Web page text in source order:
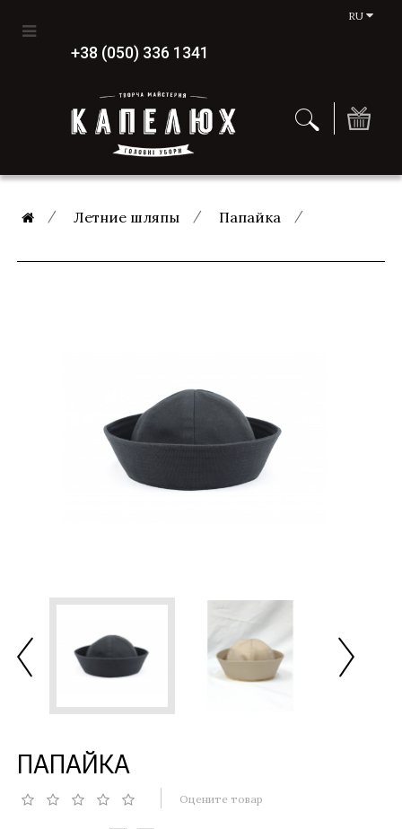
RU
+38 (050) 336 1341
Летние шляпы Папайка
ПАПАЙКА
Оцените товар